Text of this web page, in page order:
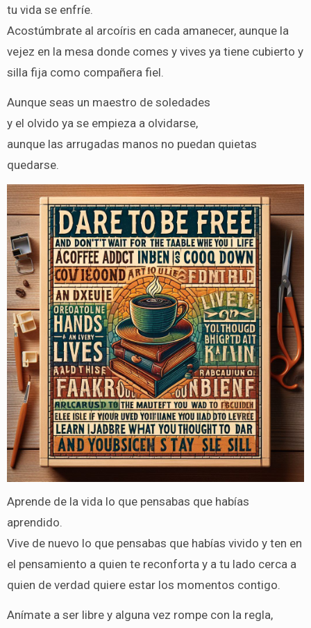
tu vida se enfríe.
Acostúmbrate al arcoíris en cada amanecer, aunque la
vejez en la mesa donde comes y vives ya tiene cubierto y
silla fija como compañera fiel.
Aunque seas un maestro de soledades
y el olvido ya se empieza a olvidarse,
aunque las arrugadas manos no puedan quietas
quedarse.
Aprende de la vida lo que pensabas que habías
aprendido.
Vive de nuevo lo que pensabas que habías vivido y ten en
el pensamiento a quien te reconforta y a tu lado cerca a
quien de verdad quiere estar los momentos contigo.
Anímate a ser libre y alguna vez rompe con la regla,